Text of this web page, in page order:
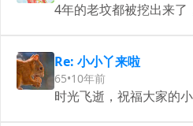
4年的老坟都被挖出来了
Re: 小小丫来啦
65•10年前
时光飞逝，祝福大家的